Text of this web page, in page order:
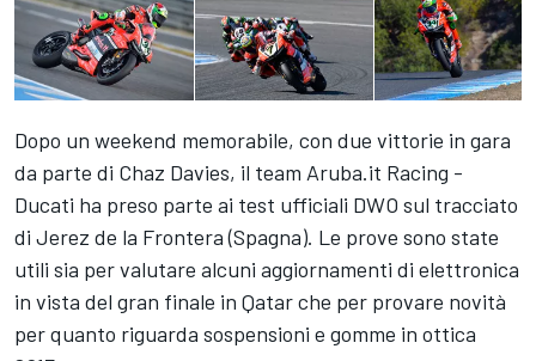
Dopo un weekend memorabile, con due vittorie in gara
da parte di Chaz Davies, il team Aruba.it Racing -
Ducati ha preso parte ai test ufficiali DWO sul tracciato
di Jerez de la Frontera (Spagna). Le prove sono state
utili sia per valutare alcuni aggiornamenti di elettronica
in vista del gran finale in Qatar che per provare novità
per quanto riguarda sospensioni e gomme in ottica